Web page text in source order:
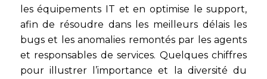
les équipements IT et en optimise le support,
afin de résoudre dans les meilleurs délais les
bugs et les anomalies remontés par les agents
et responsables de services. Quelques chiffres
pour illustrer l’importance et la diversité du